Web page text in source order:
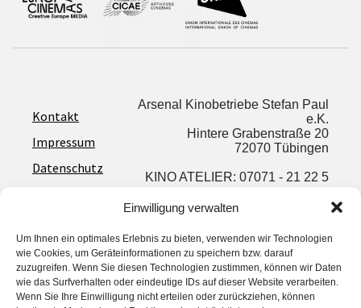
Einwilligung verwalten
Um Ihnen ein optimales Erlebnis zu bieten, verwenden wir Technologien
wie Cookies, um Geräteinformationen zu speichern bzw. darauf
zuzugreifen. Wenn Sie diesen Technologien zustimmen, können wir Daten
wie das Surfverhalten oder eindeutige IDs auf dieser Website verarbeiten.
Wenn Sie Ihre Einwilligung nicht erteilen oder zurückziehen, können
Kontakt
Impressum
Datenschutz
Arsenal Kinobetriebe Stefan Paul
e.K.
Hintere Grabenstraße 20
72070 Tübingen
KINO ATELIER: 07071 - 21 22 5
info@arsenalkinos.de
Privatsphäre‐Einstellungen ändern